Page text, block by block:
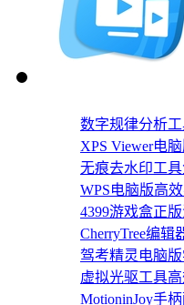
数字规律分析
XPS Viewer电
无痕去水印工
WPS电脑版高
4399游戏盒正
CherryTree编辑
驾考精灵电脑
虚拟光驱工具
MotioninJoy手